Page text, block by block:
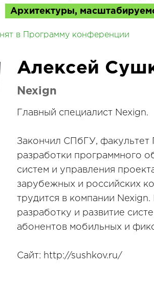
Архитектуры,
в Программу конференции
Aлексей
Nexign
Главный специалист Nexign.
Закончил СПбГУ,
разработки программного
систем и управления
зарубежных и российских
трудится в компании
разработку и развитие
абонентов мобильных и
Сайт: http://sushkov.ru/